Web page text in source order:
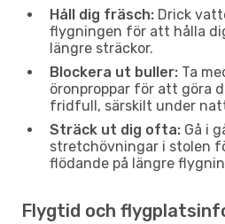
Håll dig fräsch: Drick
flygningen för att hålla
längre sträckor.
Blockera ut buller: Ta
öronproppar för att göra
fridfull, särskilt under
Sträck ut dig ofta: Gå i
stretchövningar i stolen
flödande på längre
Flygtid och